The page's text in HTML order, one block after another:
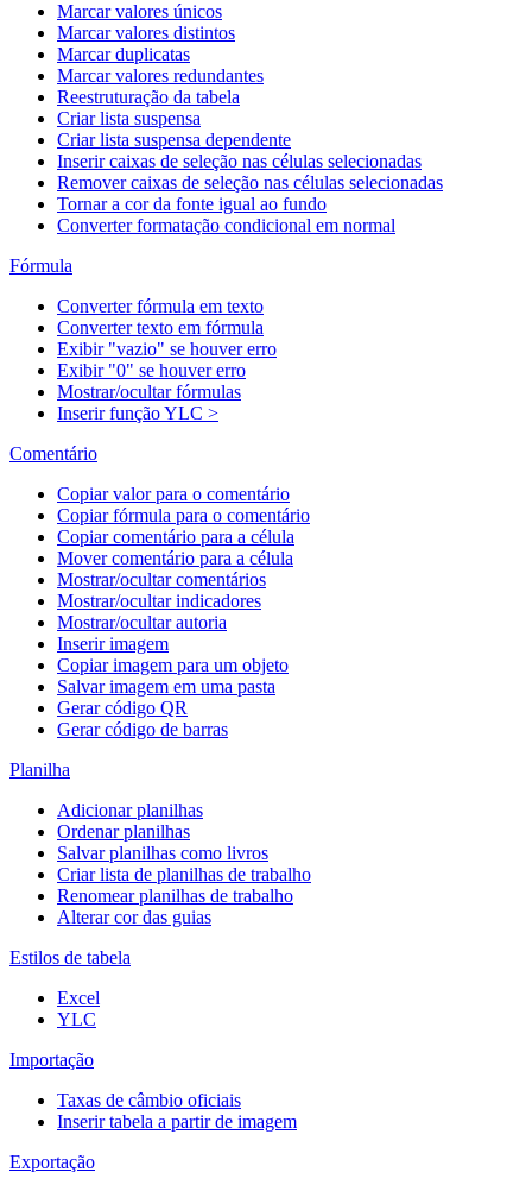
Marcar valores únicos
Marcar valores distintos
Marcar duplicatas
Marcar valores redundantes
Reestruturação da tabela
Criar lista suspensa
Criar lista suspensa dependente
Inserir caixas de seleção nas células selecionadas
Remover caixas de seleção nas células selecionadas
Tornar a cor da fonte igual ao fundo
Converter formatação condicional em normal
Fórmula
Converter fórmula em texto
Converter texto em fórmula
Exibir "vazio" se houver erro
Exibir "0" se houver erro
Mostrar/ocultar fórmulas
Inserir função YLC >
Comentário
Copiar valor para o comentário
Copiar fórmula para o comentário
Copiar comentário para a célula
Mover comentário para a célula
Mostrar/ocultar comentários
Mostrar/ocultar indicadores
Mostrar/ocultar autoria
Inserir imagem
Copiar imagem para um objeto
Salvar imagem em uma pasta
Gerar código QR
Gerar código de barras
Planilha
Adicionar planilhas
Ordenar planilhas
Salvar planilhas como livros
Criar lista de planilhas de trabalho
Renomear planilhas de trabalho
Alterar cor das guias
Estilos de tabela
Excel
YLC
Importação
Taxas de câmbio oficiais
Inserir tabela a partir de imagem
Exportação